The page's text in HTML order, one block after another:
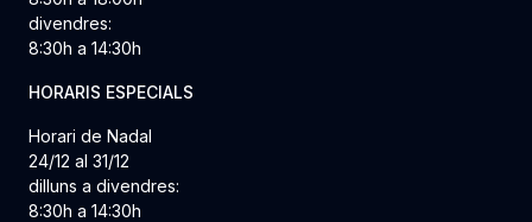
divendres:
8:30h a 14:30h
HORARIS ESPECIALS
Horari de Nadal
24/12 al 31/12
dilluns a divendres:
8:30h a 14:30h